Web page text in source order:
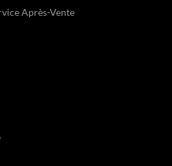
Après-Vente